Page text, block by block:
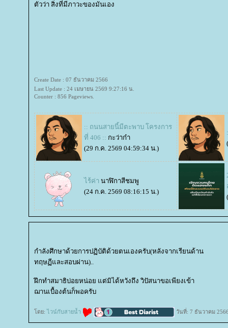
ตัวว่า สิ่งที่มีภาวะของมันเอง
Create Date : 07 ธันวาคม 2566
Last Update : 24 เมษายน 2569 9:27:16 น.
Counter : 856 Pageviews.
:: ถนนสายนี้มีตะพาบ โครงการ
ที่ 406 :: กะว่าก๋า
(29 ก.ค. 2569 04:59:34 น.)
ไร้ค่า นาฬิกาสีชมพู
(24 ก.ค. 2569 08:16:15 น.)
กำลังศึกษาด้วยการปฏิบัติด้วยตนเองครับ(หลังจากเรียนด้าน
ทฤษฏีและสอบผ่าน)..
ฝึกทำสมาธิบ่อยหน่อย แต่มิได้หวังถึง วิปัสนาขอเพียงเข้า
ฌานเบื้องต้นก็พอครับ
ดย:ไวน์กับสายน้ำ วันที่: 7 ธันวาคม